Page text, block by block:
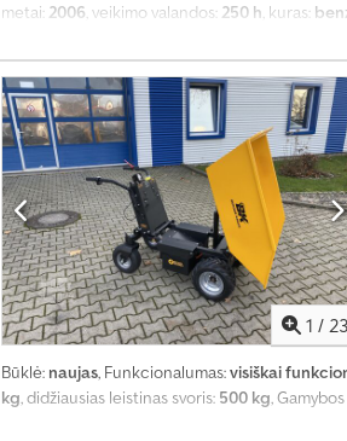
metai: 2006, veikimo valandos: 250 h, kuras:
1 / 23
Būklė: naujas, Funkcionalumas:visiškai
kg , didžiausias leistinas svoris: 500 kg ,